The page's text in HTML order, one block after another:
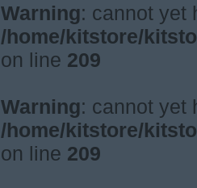
Warning: cannot yet
/home/kitstore/
on line 209
Warning: cannot yet
/home/kitstore/
on line 209